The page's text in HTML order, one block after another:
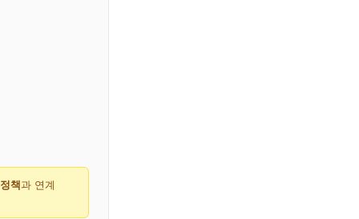
책 과 연계